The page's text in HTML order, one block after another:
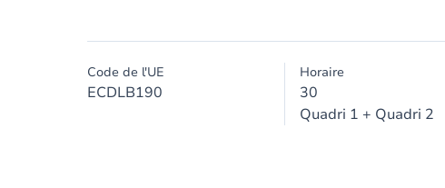
Code de l'UE
ECDLB190
Horaire
30
Quadri 1 + Quadri 2